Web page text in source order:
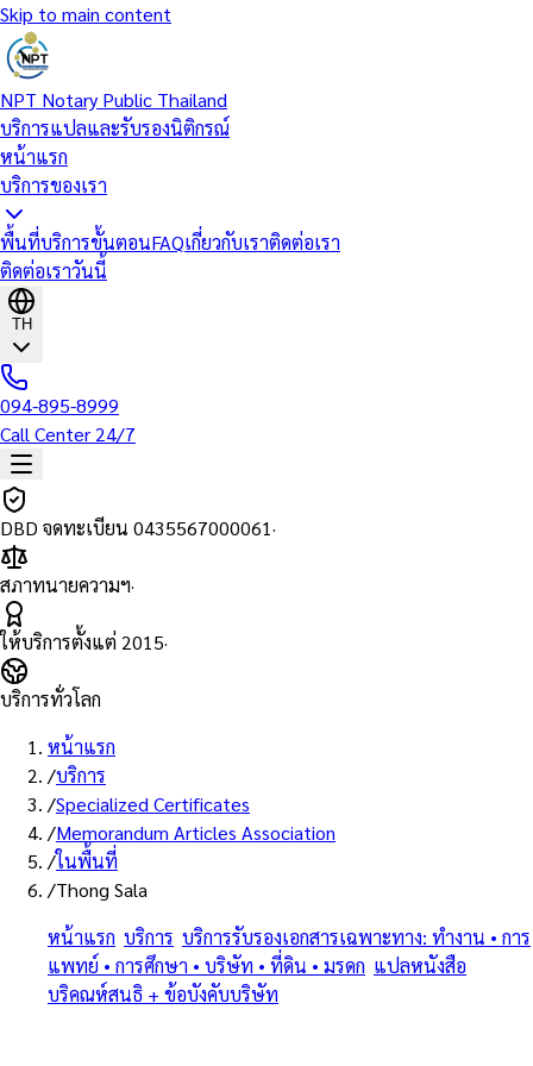
Skip to main content
NPT Notary Public Thailand
บริการแปลและรับรองนิติกรณ์
หน้าแรก
บริการของเรา
พื้นที่บริการขั้นตอนFAQเกี่ยวกับเราติดต่อเรา
ติดต่อเราวันนี้
TH
094-895-8999
Call Center 24/7
DBD จดทะเบียน 0435567000061·
สภาทนายความฯ·
ให้บริการตั้งแต่ 2015·
บริการทั่วโลก
หน้าแรก
/บริการ
/Specialized Certificates
/Memorandum Articles Association
/ในพื้นที่
/Thong Sala
หน้าแรก บริการ บริการรับรองเอกสารเฉพาะทาง: ทำงาน • การ
แพทย์ • การศึกษา • บริษัท • ที่ดิน • มรดก แปลหนังสือ
บริคณห์สนธิ + ข้อบังคับบริษัท